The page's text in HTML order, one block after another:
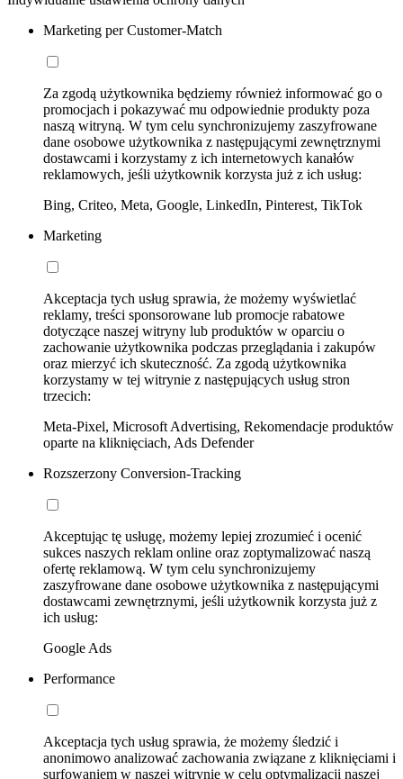
Marketing per Customer-Match
Za zgodą użytkownika będziemy również informować go o
promocjach i pokazywać mu odpowiednie produkty poza
naszą witryną. W tym celu synchronizujemy zaszyfrowane
dane osobowe użytkownika z następującymi zewnętrznymi
dostawcami i korzystamy z ich internetowych kanałów
reklamowych, jeśli użytkownik korzysta już z ich usług:
Bing, Criteo, Meta, Google, LinkedIn, Pinterest, TikTok
Marketing
Akceptacja tych usług sprawia, że możemy wyświetlać
reklamy, treści sponsorowane lub promocje rabatowe
dotyczące naszej witryny lub produktów w oparciu o
zachowanie użytkownika podczas przeglądania i zakupów
oraz mierzyć ich skuteczność. Za zgodą użytkownika
korzystamy w tej witrynie z następujących usług stron
trzecich:
Meta-Pixel, Microsoft Advertising, Rekomendacje produktów
oparte na kliknięciach, Ads Defender
Rozszerzony Conversion-Tracking
Akceptując tę usługę, możemy lepiej zrozumieć i ocenić
sukces naszych reklam online oraz zoptymalizować naszą
ofertę reklamową. W tym celu synchronizujemy
zaszyfrowane dane osobowe użytkownika z następującymi
dostawcami zewnętrznymi, jeśli użytkownik korzysta już z
ich usług:
Google Ads
Performance
Akceptacja tych usług sprawia, że możemy śledzić i
anonimowo analizować zachowania związane z kliknięciami i
surfowaniem w naszej witrynie w celu optymalizacji naszej